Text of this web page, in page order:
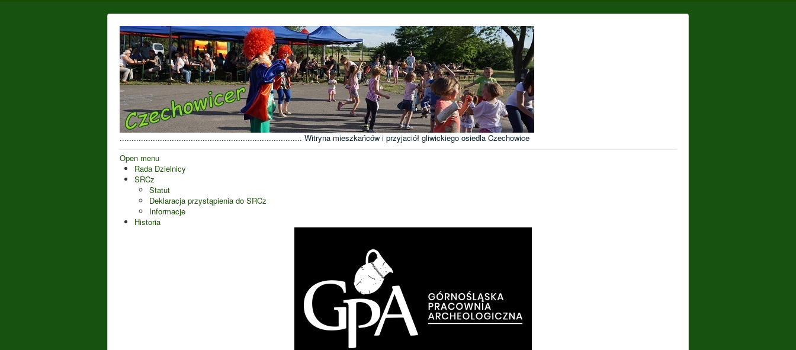
............................................................................. Witryna mieszkańców i przyjaciół gliwickiego osiedla Czechowice
Open menu
Rada Dzielnicy
SRCz
Statut
Deklaracja przystąpienia do SRCz
Informacje
Historia